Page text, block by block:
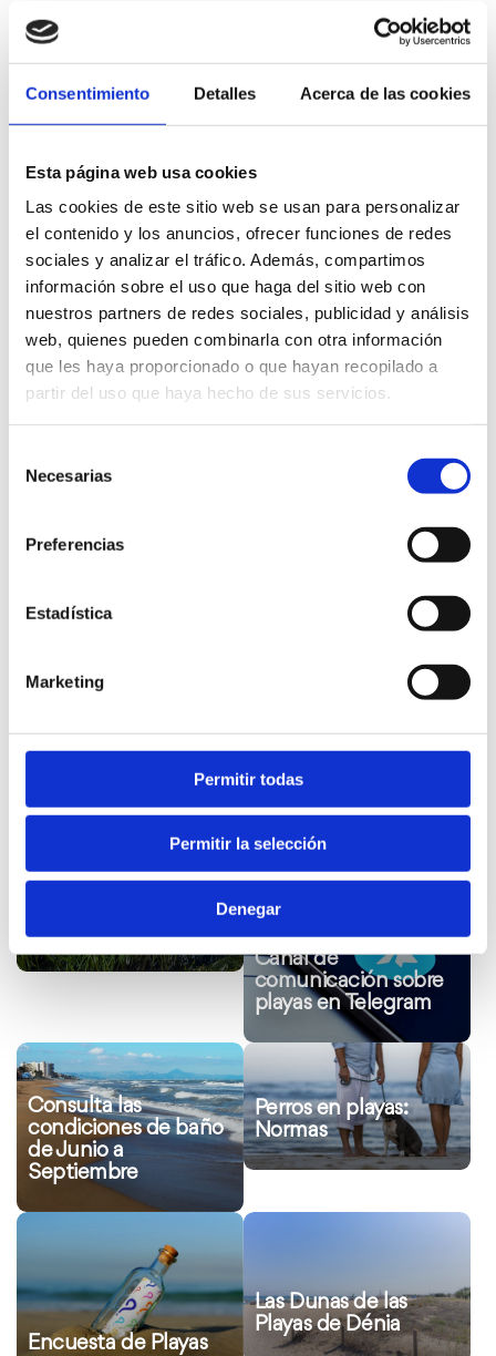
Consentimiento Detalles Acerca de las cookies
Esta página web usa cookies
Las cookies de este sitio web se usan para personalizar
el contenido y los anuncios, ofrecer funciones de redes
sociales y analizar el tráfico. Además, compartimos
información sobre el uso que haga del sitio web con
nuestros partners de redes sociales, publicidad y análisis
web, quienes pueden combinarla con otra información
que les haya proporcionado o que hayan recopilado a
partir del uso que haya hecho de sus servicios.
Necesarias
Preferencias
Estadística
Marketing
Permitir todas
Permitir la selección
Denegar
FAVORITOS
Situación: Desde el primer regacho, junto
Rte. Fernando, al barranco de l'Alter
Tipo:Arena
Información de interés
Oceánica
Ver
Canal de
comunicación sobre
playas en Telegram
Ver
más
Consulta las
condiciones de baño
de Junio a
Septiembre
Ver
más
información
Perros en playas:
Normas
Ver
más
información
Encuesta de Playas
Ver
información
Las Dunas de las
Playas de Dénia
Ver
más
información